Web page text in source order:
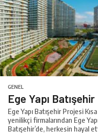
GENEL
Ege Yapı Batışehir
Ege Yapı Batışehir Projesi
yenilikçi firmalarından Ege
Batışehir’de, herkesin hayal